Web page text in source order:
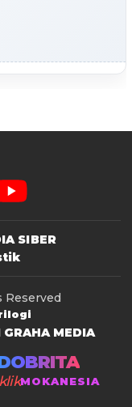
SIBER
Reserved
MEDIA
klikMOKANESIA